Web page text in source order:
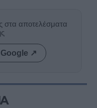
στα αποτελέσματα
↗